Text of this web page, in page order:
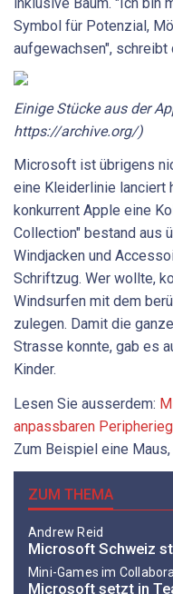
Symbol für Potenzial,
aufgewachsen",
Einige Stücke aus der
https://archive.org/)
Microsoft ist übrigens
eine Kleiderlinie lanciert
konkurrent Apple eine
Collection" bestand aus
Windjacken und
Schriftzug. Wer wollte,
Windsurfen mit dem
zulegen. Damit die
Strasse konnte, gab es
Kinder.
Lesen Sie ausserdem:
anpassbaren
Zum Beispiel eine
ZUM THEMA
Andrew Reid
Microsoft Schweiz
Mini-Games im
Microsoft setzt in